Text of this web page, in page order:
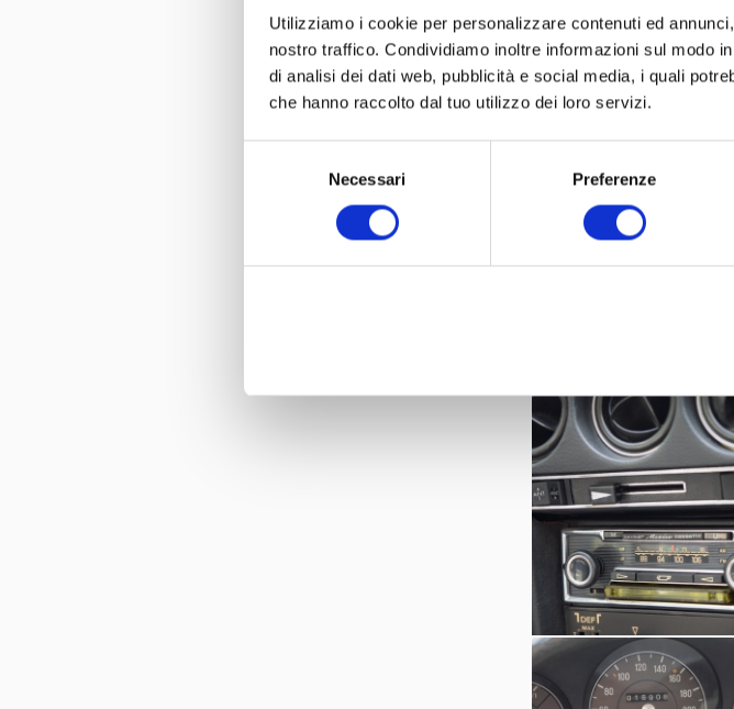
Utilizziamo i cookie per personalizzare contenuti ed
nostro traffico. Condividiamo inoltre informazioni sul modo
di analisi dei dati web, pubblicità e social media, i quali
che hanno raccolto dal tuo utilizzo dei loro servizi.
Necessari Preferenze